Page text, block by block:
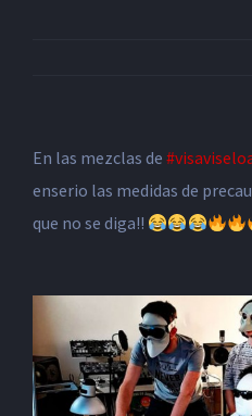
En las mezclas de #
enserio las medidas de
que no se diga!!